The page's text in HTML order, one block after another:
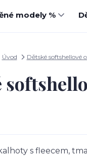
modely %
Úvod Dětské softshellové